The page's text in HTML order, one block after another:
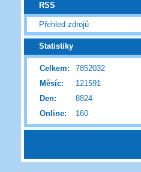
RSS
Přehled zdrojů
Statistiky
Online: 160
Celkem:
7852032
Měsíc:
121591
Den:
8824